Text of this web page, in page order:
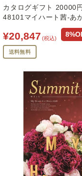
カタログギフト 20000
48101マイハート茜-あ
¥20,847 (税込)
送料無料